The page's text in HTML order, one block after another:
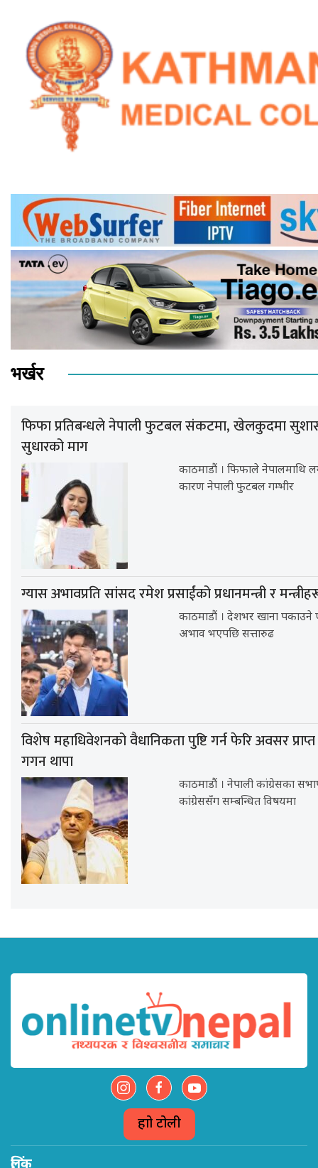
भर्खर
फिफा प्रतिबन्धले नेपाली फुटबल संकटमा, खेलकुदमा
सुधारको माग
काठमाडौं । फिफाले नेपालमाथि
कारण नेपाली फुटबल गम्भीर
ग्यास अभावप्रति सांसद रमेश प्रसाईंको प्रधानमन्त्री र
काठमाडौं । देशभर खाना पकाउने
अभाव भएपछि सत्तारुढ
विशेष महाधिवेशनको वैधानिकता पुष्टि गर्न फेरि अवसर
गगन थापा
काठमाडौं । नेपाली कांग्रेसका
कांग्रेससँग सम्बन्धित विषयमा
हाम्रो टोली